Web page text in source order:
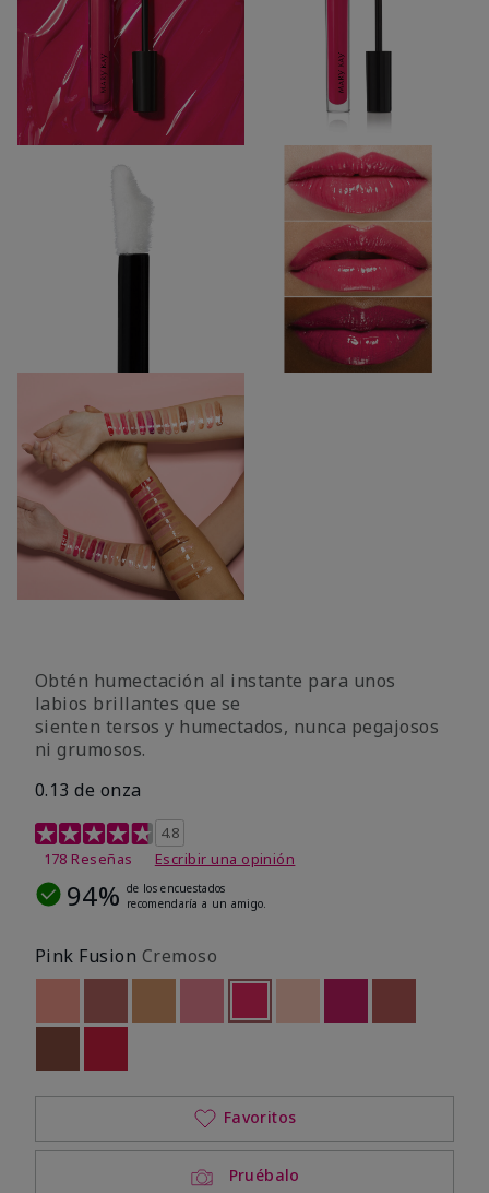
Obtén humectación al instante para unos
labios brillantes que se
sienten tersos y humectados, nunca pegajosos
ni grumosos.
0.13 de onza
Calificación de clientes de 4,8 de 5
4.8
178 Reseñas
Escribir una opinión
94% de los encuestados
recomendaría a un amigo.
Pink Fusion Cremoso
Out of stockOut of stockseleccionado
Out of stock
Pruébalo
Favoritos